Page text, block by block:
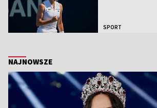
SPORT
NAJNOWSZE